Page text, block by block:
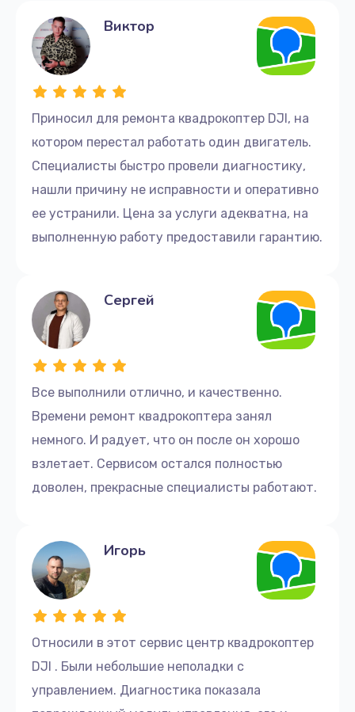
Приносил для ремонта квадрокоптер DJI, на
котором перестал работать один двигатель.
Специалисты быстро провели диагностику,
нашли причину не исправности и оперативно
ее устранили. Цена за услуги адекватна, на
выполненную работу предоставили гарантию.
Виктор
Все выполнили отлично, и качественно.
Времени ремонт квадрокоптера занял
немного. И радует, что он после он хорошо
взлетает. Сервисом остался полностью
доволен, прекрасные специалисты работают.
Сергей
Относили в этот сервис центр квадрокоптер
DJI . Были небольшие неполадки с
управлением. Диагностика показала
Игорь